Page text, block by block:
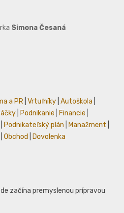
Simona Česaná
a PR Vrtuľníky Autoškola
Podnikanie Financie
Podnikateľský plán Manažment
Obchod Dovolenka
začína premyslenou prípravou